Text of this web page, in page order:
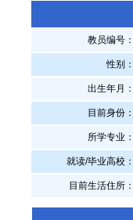
教员编号：
性别：
出生年月：
目前身份：
所学专业：
就读/毕业高校：
目前生活住所：